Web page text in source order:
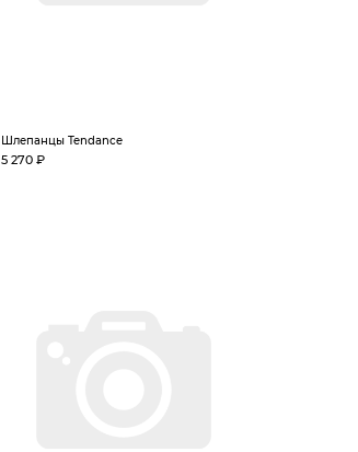
Шлепанцы Tendance
5 270 ₽